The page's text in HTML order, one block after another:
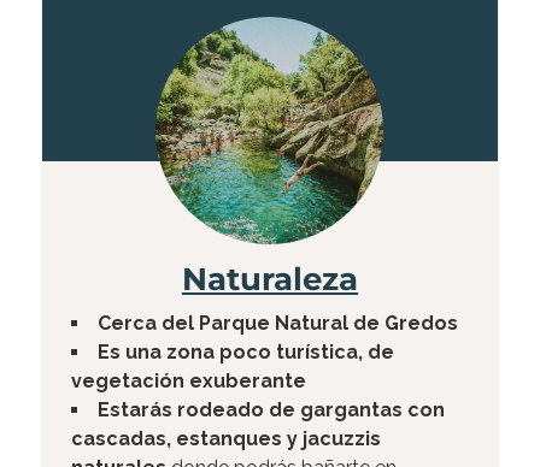
Naturaleza
Cerca del Parque Natural de Gredos
Es una zona poco turística, de
vegetación exuberante
Estarás rodeado de gargantas con
cascadas, estanques y jacuzzis